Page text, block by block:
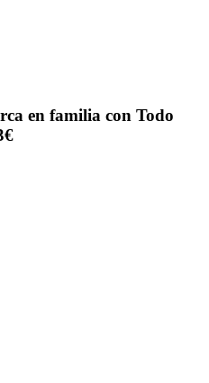
en familia con Todo